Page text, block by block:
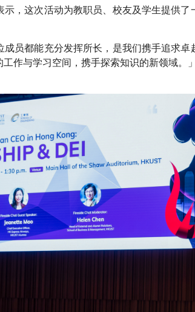
示，这次活动为教职员、校友及学生提供
员都能充分发挥所长，是我们携手追求
作与学习空间，携手探索知识的新领域。」